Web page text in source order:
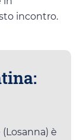
incontro.
è